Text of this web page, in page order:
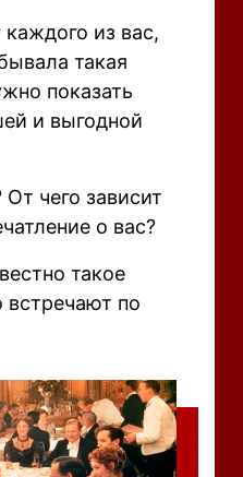
каждого из вас,
такая
показать
и выгодной
От чего зависит
о вас?
такое
встречают по